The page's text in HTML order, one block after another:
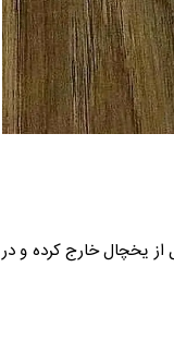
یخچال خارج کرده و در